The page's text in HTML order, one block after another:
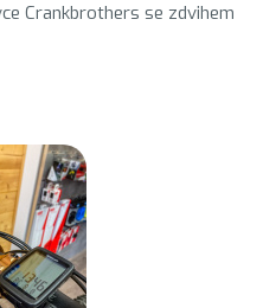
Crankbrothers se zdvihem